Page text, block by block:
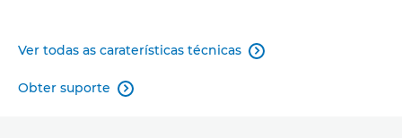
Ver todas as caraterísticas técnicas 
Obter suporte 